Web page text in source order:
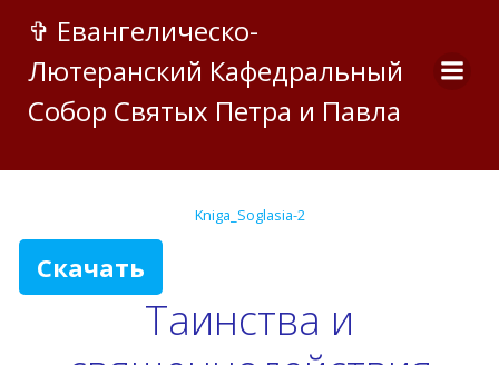
к
содержимому
✞ Евангелическо-
Лютеранский Кафедральный
Собор Святых Петра и Павла
Kniga_Soglasia-2
Скачать
Таинства и